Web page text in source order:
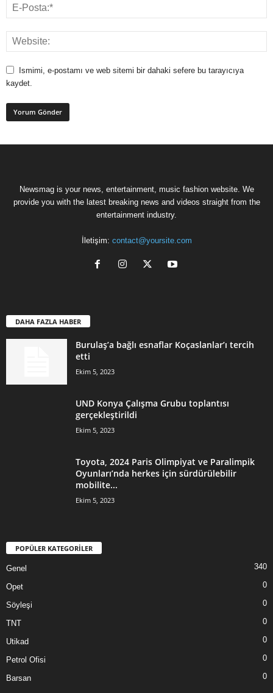
Ismimi, e-postamı ve web sitemi bir dahaki sefere bu tarayıcıya
kaydet.
Newsmag is your news, entertainment, music fashion website. We
provide you with the latest breaking news and videos straight from the
entertainment industry.
İletişim: contact@yoursite.com
DAHA FAZLA HABER
Burulaş’a bağlı esnaflar Koçaslanlar’ı tercih
etti
Ekim 5, 2023
UND Konya Çalışma Grubu toplantısı
gerçekleştirildi
Ekim 5, 2023
Toyota, 2024 Paris Olimpiyat ve Paralimpik
Oyunları’nda herkes için sürdürülebilir
mobilite...
Ekim 5, 2023
POPÜLER KATEGORİLER
Genel 340
Opet 0
Söyleşi 0
TNT 0
Utikad 0
Petrol Ofisi 0
Barsan 0